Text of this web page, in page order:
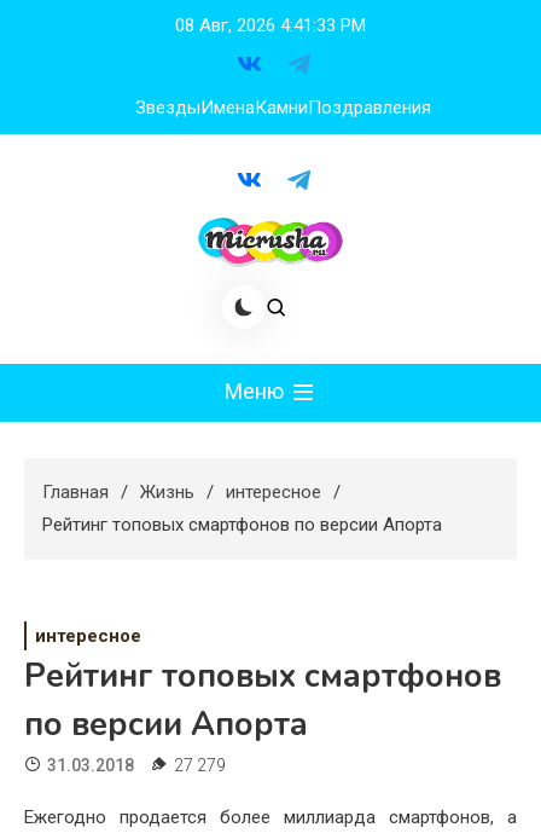
08 Авг, 2026 4:41:34 PM
ЗвездыИменаКамниПоздравления
Меню
Худеем
Свадьба
Жизнь
Хобби
Главная Жизнь
интересное
Рейтинг топовых смартфонов по версии Апорта
интересное
Рейтинг топовых смартфонов
по версии Апорта
31.03.2018 27 279
Ежегодно продается более миллиарда смартфонов, а